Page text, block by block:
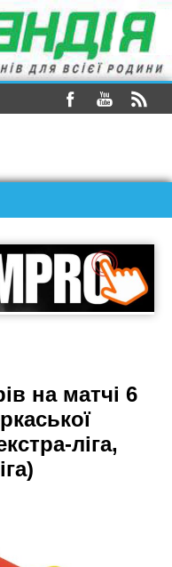
на матчі 6
ліга,